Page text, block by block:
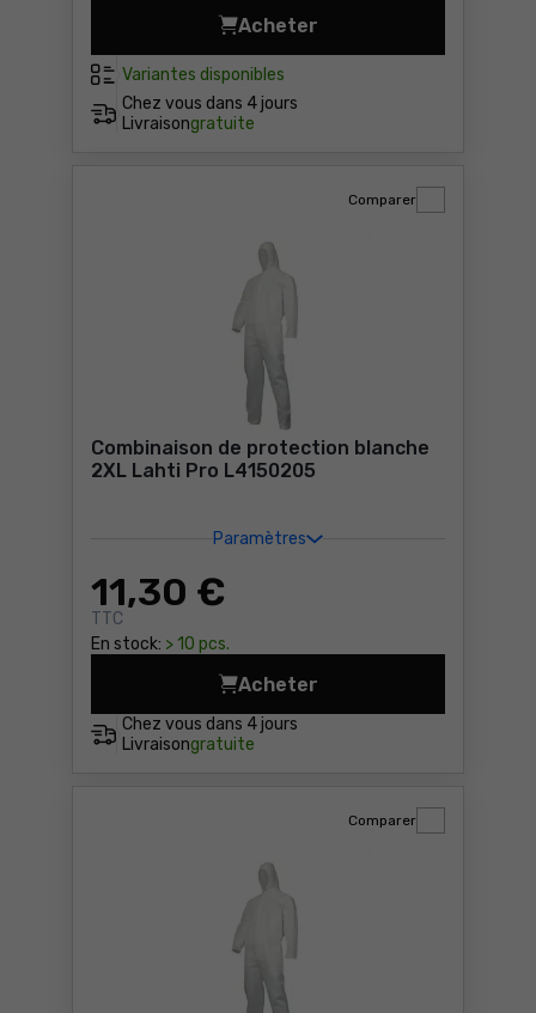
Variantes disponibles
Chez vous dans 4 jours
Livraisongratuite
Acheter
Chaussettes de travail
Combinaison de protection blanche
2XL Lahti Pro L4150205
Paramètres
11,30 €
TTC
En stock: > 10 pcs.
Comparer
Chez vous dans 4 jours
Livraisongratuite
Acheter
Combinaison de protection
Comparer